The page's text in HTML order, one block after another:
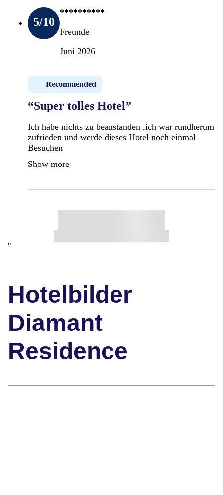
5/10
**********
Freunde
Juni 2026
Recommended
“Super tolles Hotel”
Ich habe nichts zu beanstanden ,ich war rundherum
zufrieden und werde dieses Hotel noch einmal
Besuchen
Show more
"
Hotelbilder
Diamant
Residence